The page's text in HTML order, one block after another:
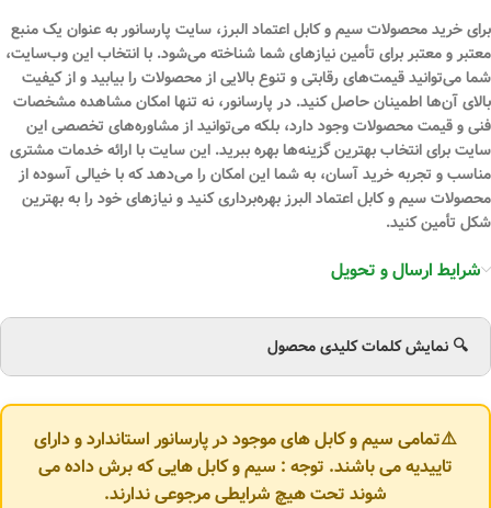
برای خرید محصولات سیم و کابل اعتماد البرز، سایت پارسانور به عنوان یک منبع
معتبر و معتبر برای تأمین نیازهای شما شناخته می‌شود. با انتخاب این وب‌سایت،
شما می‌توانید قیمت‌های رقابتی و تنوع بالایی از محصولات را بیابید و از کیفیت
بالای آن‌ها اطمینان حاصل کنید. در پارسانور، نه تنها امکان مشاهده مشخصات
فنی و قیمت محصولات وجود دارد، بلکه می‌توانید از مشاوره‌های تخصصی این
سایت برای انتخاب بهترین گزینه‌ها بهره ببرید. این سایت با ارائه خدمات مشتری
مناسب و تجربه خرید آسان، به شما این امکان را می‌دهد که با خیالی آسوده از
محصولات سیم و کابل اعتماد البرز بهره‌برداری کنید و نیازهای خود را به بهترین
شکل تأمین کنید.
شرایط ارسال و تحویل
🔍 نمایش کلمات کلیدی محصول
⚠️تمامی سیم و کابل های موجود در پارسانور استاندارد و دارای
تاییدیه می باشند. توجه : سیم و کابل هایی که برش داده می
شوند تحت هیچ شرایطی مرجوعی ندارند.